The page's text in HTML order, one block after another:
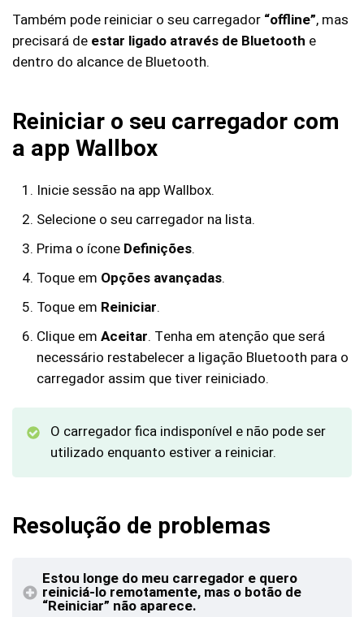
Também pode reiniciar o seu carregador “offline”, mas
precisará de estar ligado através de Bluetooth e
dentro do alcance de Bluetooth.
Reiniciar o seu carregador com
a app Wallbox
Inicie sessão na app Wallbox.
Selecione o seu carregador na lista.
Prima o ícone Definições.
Toque em Opções avançadas.
Toque em Reiniciar.
Clique em Aceitar. Tenha em atenção que será
necessário restabelecer a ligação Bluetooth para o
carregador assim que tiver reiniciado.
O carregador fica indisponível e não pode ser
utilizado enquanto estiver a reiniciar.
Resolução de problemas
Estou longe do meu carregador e quero
reiniciá-lo remotamente, mas o botão de
“Reiniciar” não aparece.